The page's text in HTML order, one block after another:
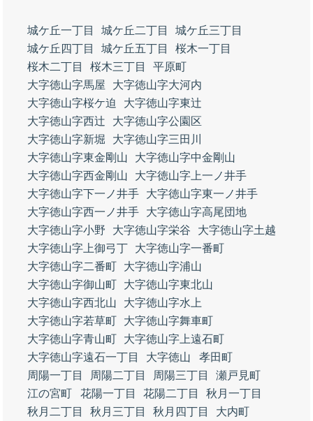
城ケ丘一丁目 城ケ丘二丁目
城ケ丘三丁目
城ケ丘四丁目
城ケ丘五丁目
桜木一丁目
桜木二丁目
桜木三丁目
平原町
大字徳山字馬屋
大字徳山字大河内
大字徳山字桜ケ迫
大字徳山字東辻
大字徳山字西辻
大字徳山字公園区
大字徳山字新堀
大字徳山字三田川
大字徳山字東金剛山
大字徳山字中金剛山
大字徳山字西金剛山
大字徳山字上一ノ井手
大字徳山字下一ノ井手
大字徳山字東一ノ井手
大字徳山字西一ノ井手
大字徳山字高尾団地
大字徳山字小野
大字徳山字栄谷
大字徳山字土越
大字徳山字上御弓丁
大字徳山字一番町
大字徳山字二番町
大字徳山字浦山
大字徳山字御山町
大字徳山字東北山
大字徳山字西北山
大字徳山字水上
大字徳山字若草町
大字徳山字舞車町
大字徳山字青山町
大字徳山字上遠石町
大字徳山字遠石一丁目
大字徳山
孝田町
周陽一丁目
周陽二丁目 周陽三丁目
瀬戸見町
江の宮町
花陽一丁目 花陽二丁目
秋月一丁目
秋月二丁目
秋月三丁目 秋月四丁目
大内町